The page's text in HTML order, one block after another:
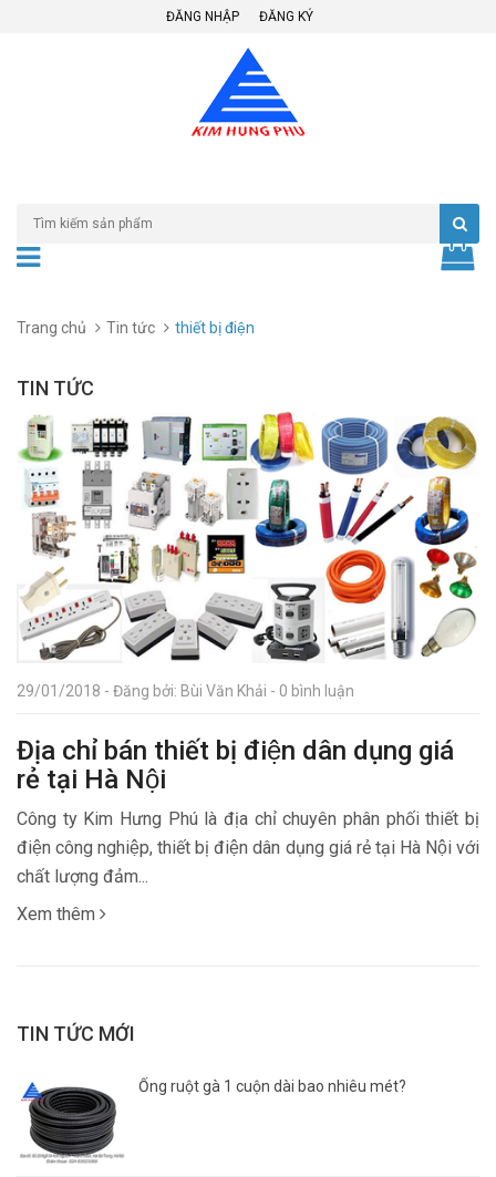
ĐĂNG NHẬP ĐĂNG KÝ
Trang chủ Tin tức thiết bị điện
TIN TỨC
29/01/2018 - Đăng bởi: Bùi Văn Khải - 0 bình luận
Địa chỉ bán thiết bị điện dân dụng giá
rẻ tại Hà Nội
Công ty Kim Hưng Phú là địa chỉ chuyên phân phối thiết bị
điện công nghiệp, thiết bị điện dân dụng giá rẻ tại Hà Nội với
chất lượng đảm...
Xem thêm
TIN TỨC MỚI
Ống ruột gà 1 cuộn dài bao nhiêu mét?